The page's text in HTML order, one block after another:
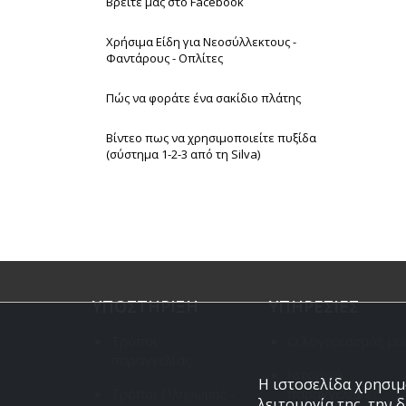
Χρήσιμα Είδη για Νεοσύλλεκτους -
Φαντάρους - Οπλίτες
Πώς να φοράτε ένα σακίδιο πλάτης
Βίντεο πως να χρησιμοποιείτε πυξίδα
(σύστημα 1-2-3 από τη Silva)
ΥΠΟΣΤΗΡΙΞΗ ΥΠΗΡΕΣΙΕΣ
Ιστορικό
παραγγελιών
Η ιστοσελίδα